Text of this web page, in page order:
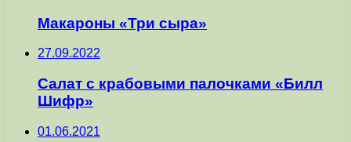
Макароны «Три сыра»
27.09.2022
Салат с крабовыми палочками «Билл
Шифр»
01.06.2021